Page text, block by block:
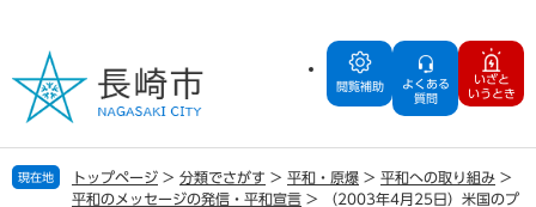
の
で
す
ー
ば
し
閲覧補助
よくある
質問
いざと
いうとき
現在地 トップページ > 分類でさがす > 平和・原爆 > 平和への取り組み >
平和のメッセージの発信・平和宣言 >
（2003年4月25日）米国のプ